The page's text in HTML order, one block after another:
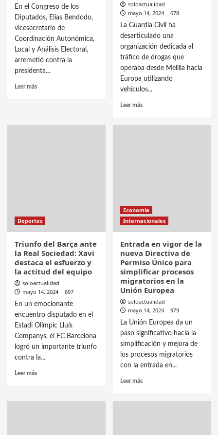
En el Congreso de los
Diputados, Elías Bendodo,
vicesecretario de
Coordinación Autonómica,
Local y Análisis Electoral,
arremetió contra la
presidenta...
Leer más
soloactualidad
mayo 14, 2024
678
La Guardia Civil ha
desarticulado una
organización dedicada al
tráfico de drogas que
operaba desde Melilla hacia
Europa utilizando
vehículos...
Leer más
Deportes
Triunfo del Barça ante
la Real Sociedad: Xavi
destaca el esfuerzo y
la actitud del equipo
soloactualidad
mayo 14, 2024
697
En un emocionante
encuentro disputado en el
Estadi Olímpic Lluís
Companys, el FC Barcelona
logró un importante triunfo
contra la...
Leer más
Economía
Internacionales
Entrada en vigor de la
nueva Directiva de
Permiso Único para
simplificar procesos
migratorios en la
Unión Europea
soloactualidad
mayo 14, 2024
979
La Unión Europea da un
paso significativo hacia la
simplificación y mejora de
los procesos migratorios
con la entrada en...
Leer más